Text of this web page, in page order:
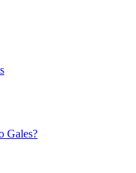
Gales?